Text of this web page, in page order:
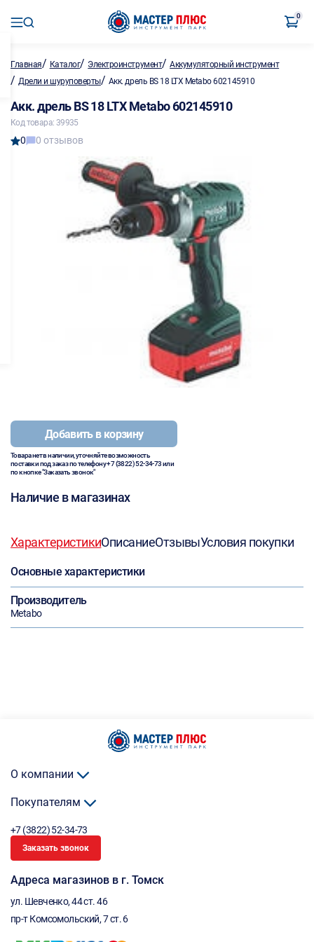
0
Главная/ Каталог/ Электроинструмент/Аккумуляторный инструмент
/ Дрели и шуруповерты/ Акк. дрель BS 18 LTX Metabo 602145910
Акк. дрель BS 18 LTX Metabo 602145910
Код товара: 39935
0 0 отзывов
Добавить в корзину
Товара нет в наличии, уточняйте возможность
поставки под заказ по телефону+7 (3822) 52-34-73или
по кнопке "Заказать звонок"
Наличие в магазинах
ХарактеристикиОписаниеОтзывыУсловия покупки
Основные характеристики
Производитель
Metabo
О компании
Покупателям
+7 (3822) 52-34-73
Заказать звонок
Адреса магазинов в г. Томск
ул. Шевченко, 44 ст. 46
пр-т Комсомольский, 7 ст. 6